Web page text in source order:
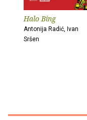
Halo Bing
Antonija Radić, Ivan
Sršen